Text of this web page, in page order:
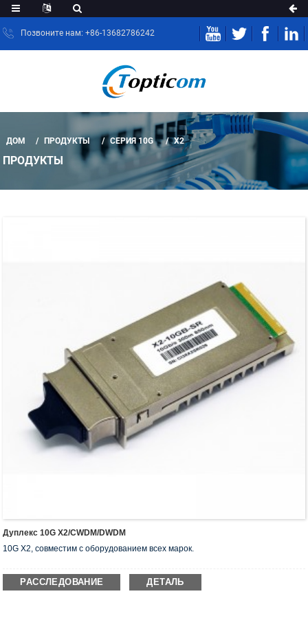
Позвоните нам: +86-13682786242
ДОМ ПРОДУКТЫ СЕРИЯ 10G X2
ПРОДУКТЫ
Дуплекс 10G X2/CWDM/DWDM
10G X2, совместим с оборудованием всех марок.
РАССЛЕДОВАНИЕ ДЕТАЛЬ